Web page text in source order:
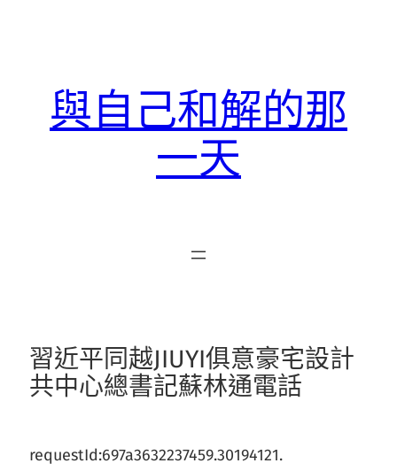
與自己和解的那
一天
習近平同越JIUYI俱意豪宅設計
共中心總書記蘇林通電話
requestId:697a3632237459.30194121.